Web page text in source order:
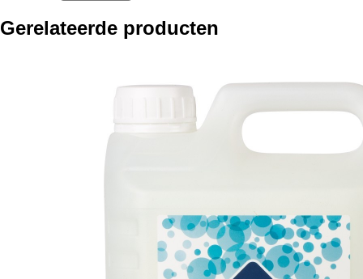
Gerelateerde producten